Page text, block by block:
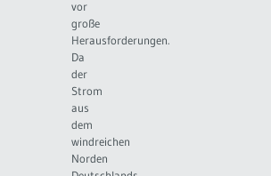
vor
große
Herausforderungen.
Da
der
Strom
aus
dem
windreichen
Norden